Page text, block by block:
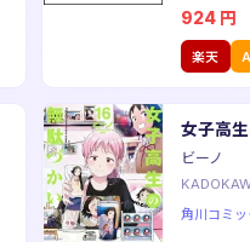
924 円
楽天
女子高
ビーノ
角川コミッ